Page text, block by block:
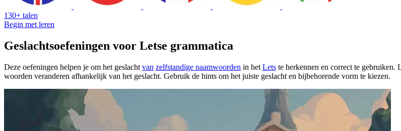
130+ talen
Begin met leren
Geslachtsoefeningen voor Letse grammatica
Deze oefeningen helpen je om het geslacht van zelfstandige naamwoorden in het Lets te herkennen en correct te
woorden veranderen afhankelijk van het geslacht. Gebruik de hints om het juiste geslacht en bijbehorende vorm te kiezen.